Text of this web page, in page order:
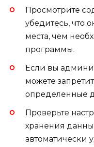
Просмотрите
убедитесь, что
места, чем
программы.
Если вы
можете
определенные
Проверьте
хранения
автоматически